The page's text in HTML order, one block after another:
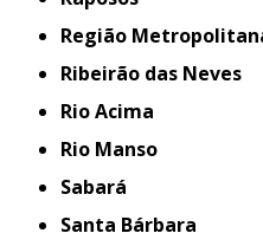
Região
Ribeirão das Neves
Rio Acima
Rio Manso
Sabará
Santa Bárbara